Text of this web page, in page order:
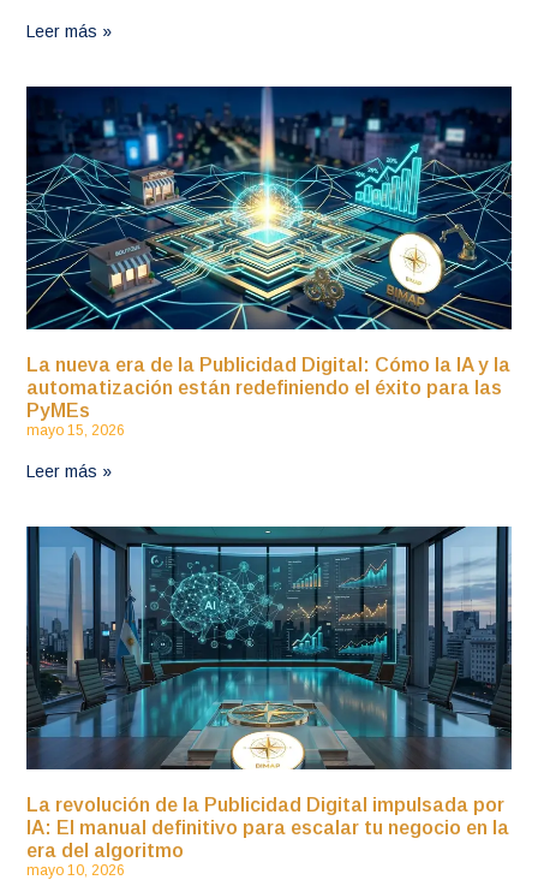
Leer más »
La nueva era de la Publicidad Digital: Cómo la IA y la
automatización están redefiniendo el éxito para las
PyMEs
mayo 15, 2026
Leer más »
La revolución de la Publicidad Digital impulsada por
IA: El manual definitivo para escalar tu negocio en la
era del algoritmo
mayo 10, 2026